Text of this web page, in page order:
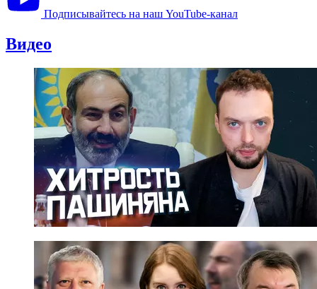
Подписывайтесь на наш YouTube-канал
Видео